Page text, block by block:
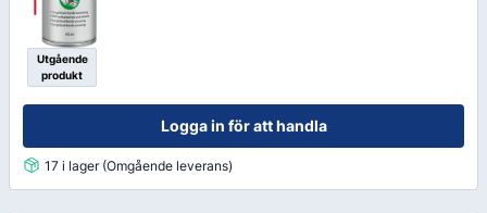
Utgående
produkt
Logga in för att handla
17 i lager (Omgående leverans)